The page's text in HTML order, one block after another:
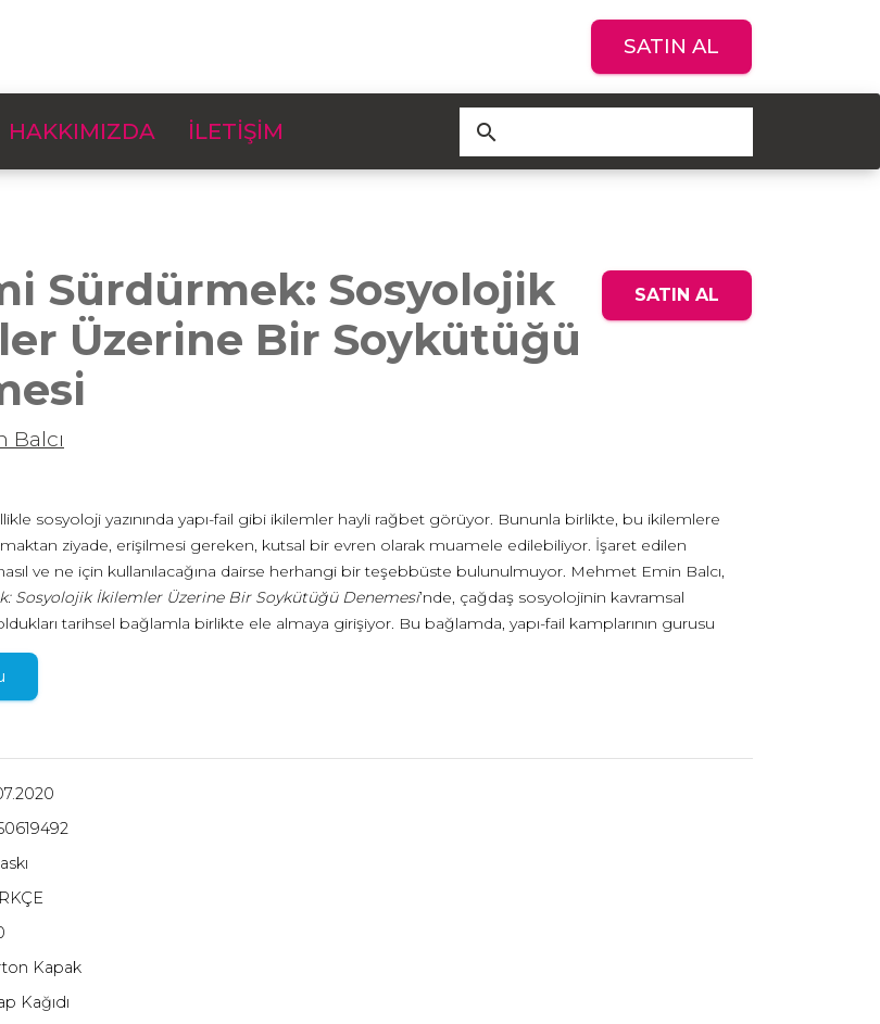
SATIN AL
HAKKIMIZDA İLETİŞİM search
Sürdürmek: Sosyolojik
Üzerine Bir Soykütüğü
SATIN AL
sosyoloji yazınında yapı-fail gibi ikilemler hayli rağbet görüyor. Bununla birlikte, bu ikilemlere
ziyade, erişilmesi gereken, kutsal bir evren olarak muamele edilebiliyor. İşaret edilen
nasıl ve ne için kullanılacağına dairse herhangi bir teşebbüste bulunulmuyor. Mehmet Emin Balcı,
Sosyolojik İkilemler Üzerine Bir Soykütüğü Denemesi’nde, çağdaş sosyolojinin kavramsal
tarihsel bağlamla birlikte ele almaya girişiyor. Bu bağlamda, yapı-fail kamplarının gurusu
ve Alfred Schutz’u mercek altına alan Balcı, söz konusu düşünürlerin kendi kuramlarını
plan eşliğinde inceliyor. Parsons ve Schutz’un mektuplaşmalarını eleştirel söylem analizi
de yönelen Balcı, sosyoloji tarihyazımı için yenilikçi bir yöntemi devreye sokuyor.
kitlesine de seslenmeyi dert edinen bu çalışması, modernlik deneyimlerinin çağdaş sosyolojinin
da kurcalayan, mütevazı ama ihtimamlı bir katkı.
Kapak
Kağıdı